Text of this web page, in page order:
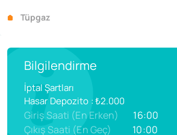
Tüpgaz
Bilgilendirme
İptal Şartları
Hasar Depozito :₺2.000
Giriş Saati (En Erken)
16:00
Çıkış Saati (En Geç)
10:00